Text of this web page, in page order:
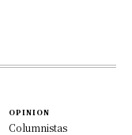
OPINION
Columnistas